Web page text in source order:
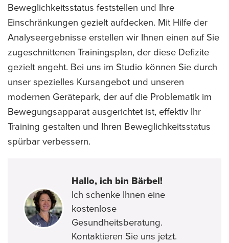
Beweglichkeitsstatus feststellen und Ihre
Einschränkungen gezielt aufdecken. Mit Hilfe der
Analyseergebnisse erstellen wir Ihnen einen auf Sie
zugeschnittenen Trainingsplan, der diese Defizite
gezielt angeht. Bei uns im Studio können Sie durch
unser spezielles Kursangebot und unseren
modernen Gerätepark, der auf die Problematik im
Bewegungsapparat ausgerichtet ist, effektiv Ihr
Training gestalten und Ihren Beweglichkeitsstatus
spürbar verbessern.
Hallo, ich bin Bärbel!
Ich schenke Ihnen eine
kostenlose
Gesundheitsberatung.
Kontaktieren Sie uns jetzt.